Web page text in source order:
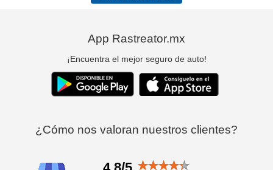
App Rastreator.mx
¡Encuentra el mejor seguro de auto!
¿Cómo nos valoran nuestros clientes?